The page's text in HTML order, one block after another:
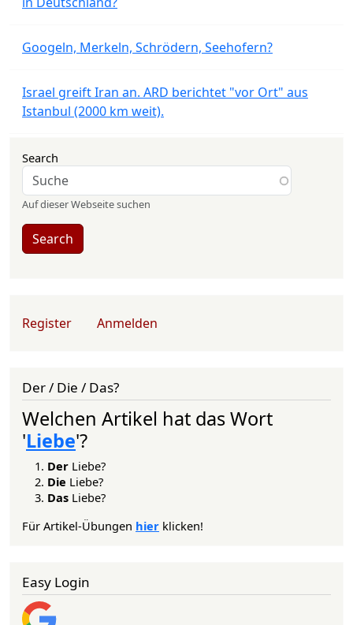
Googeln, Merkeln, Schrödern, Seehofern?
Israel greift Iran an. ARD berichtet "vor Ort" aus
Istanbul (2000 km weit).
Search
Auf dieser Webseite suchen
Search
User account menu
Register Anmelden
Der / Die / Das?
Welchen Artikel hat das Wort
'Liebe'?
Der Liebe?
Die Liebe?
Das Liebe?
Für Artikel-Übungen hier klicken!
Easy Login